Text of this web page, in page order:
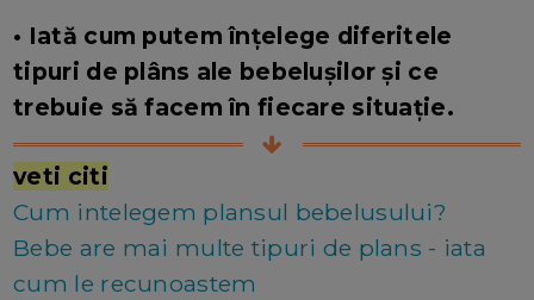
• Iată cum putem înțelege diferitele
tipuri de plâns ale bebelușilor și ce
trebuie să facem în fiecare situație.
veti citi
Cum intelegem plansul bebelusului?
Bebe are mai multe tipuri de plans - iata
cum le recunoastem